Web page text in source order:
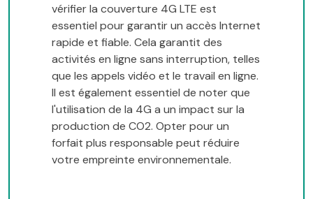
vérifier la couverture 4G LTE est
essentiel pour garantir un accès Internet
rapide et fiable. Cela garantit des
activités en ligne sans interruption, telles
que les appels vidéo et le travail en ligne.
Il est également essentiel de noter que
l'utilisation de la 4G a un impact sur la
production de CO2. Opter pour un
forfait plus responsable peut réduire
votre empreinte environnementale.